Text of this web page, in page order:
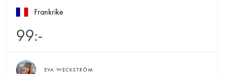
Frankrike
99:-
EVA WECKSTRÖM